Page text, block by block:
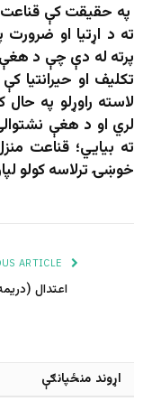
په حقیقت کې
ته د اړتیا او
پرته له دې چې د
تکلیف او
لاسته راوړلو په
لري او د هغې
ته بیایي؛ قناعت
خوښۍ ترلاسه کولو
اعتدال
اړوند منځپانګې